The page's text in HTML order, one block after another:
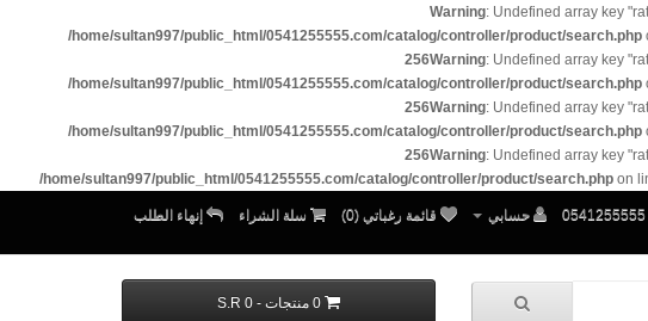
Warning: Undefined array key
/home/sultan997/public_html/0541255555.com/catalog/controller/product/search.php
256Warning: Undefined array key
/home/sultan997/public_html/0541255555.com/catalog/controller/product/search.php
256Warning: Undefined array key
/home/sultan997/public_html/0541255555.com/catalog/controller/product/search.php
256Warning: Undefined array key
/home/sultan997/public_html/0541255555.com/catalog/controller/product/search.php on
0541255555 حسابي قائمة رغباتي (0) سلة الشراء إنهاء الطلب
0 منتجات - S.R 0